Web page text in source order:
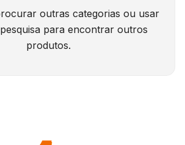
outras categorias ou usar
para encontrar outros
produtos.